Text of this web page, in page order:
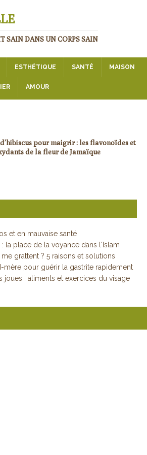
SAIN DANS UN CORPS SAIN
ESTHÉTIQUE SANTÉ MAISON
AMOUR
pour maigrir : les flavonoïdes et
de la fleur de Jamaïque
et en mauvaise santé
la place de la voyance dans l'Islam
grattent ? 5 raisons et solutions
mère pour guérir la gastrite rapidement
joues : aliments et exercices du visage